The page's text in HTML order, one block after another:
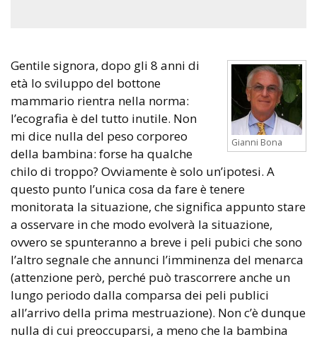
Gianni Bona
Gentile signora, dopo gli 8 anni di
età lo sviluppo del bottone
mammario rientra nella norma:
l’ecografia è del tutto inutile. Non
mi dice nulla del peso corporeo
della bambina: forse ha qualche
chilo di troppo? Ovviamente è solo un’ipotesi. A
questo punto l’unica cosa da fare è tenere
monitorata la situazione, che significa appunto stare
a osservare in che modo evolverà la situazione,
ovvero se spunteranno a breve i peli pubici che sono
l’altro segnale che annunci l’imminenza del menarca
(attenzione però, perché può trascorrere anche un
lungo periodo dalla comparsa dei peli publici
all’arrivo della prima mestruazione). Non c’è dunque
nulla di cui preoccuparsi, a meno che la bambina